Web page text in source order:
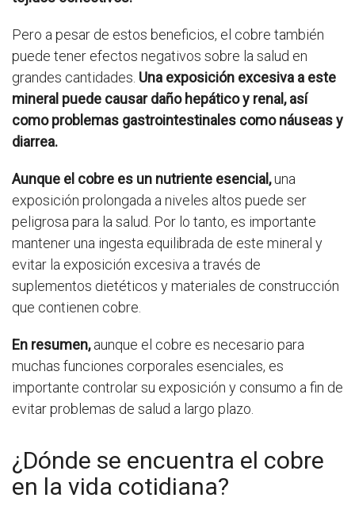
Pero a pesar de estos beneficios, el cobre también
puede tener efectos negativos sobre la salud en
grandes cantidades. Una exposición excesiva a este
mineral puede causar daño hepático y renal, así
como problemas gastrointestinales como náuseas y
diarrea.
Aunque el cobre es un nutriente esencial,una
exposición prolongada a niveles altos puede ser
peligrosa para la salud. Por lo tanto, es importante
mantener una ingesta equilibrada de este mineral y
evitar la exposición excesiva a través de
suplementos dietéticos y materiales de construcción
que contienen cobre.
En resumen,aunque el cobre es necesario para
muchas funciones corporales esenciales, es
importante controlar su exposición y consumo a fin de
evitar problemas de salud a largo plazo.
¿Dónde se encuentra el cobre
en la vida cotidiana?